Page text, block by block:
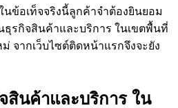
ข้อเท็จจริงนี้ลูกค้าจำต้องยินยอม
ธุรกิจสินค้าและบริการ ในเขตพื้นที่
จากเว็บไซต์ติดหน้าแรกจึงจะยัง
สินค้าและบริการ ใน